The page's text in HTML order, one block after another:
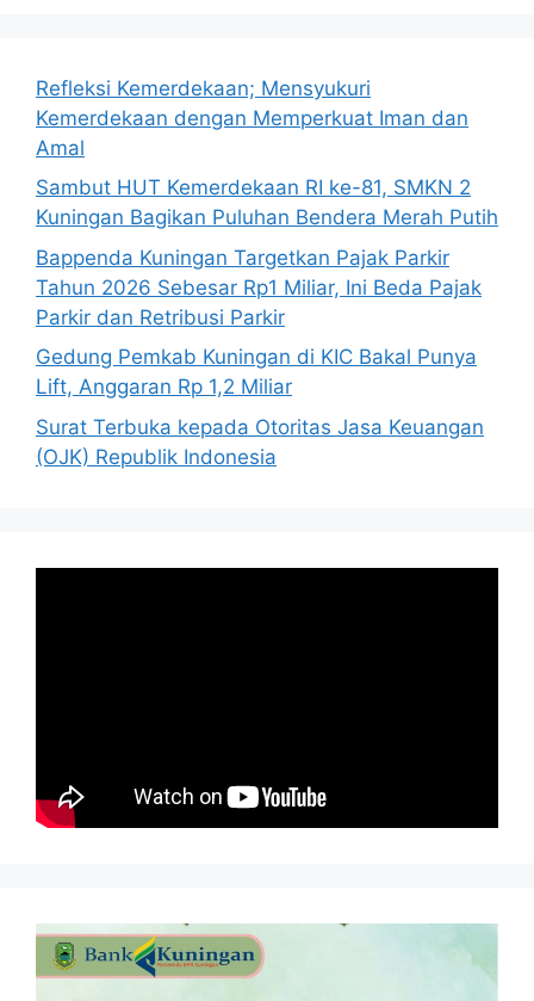
Refleksi Kemerdekaan; Mensyukuri
Kemerdekaan dengan Memperkuat Iman dan
Amal
Sambut HUT Kemerdekaan RI ke-81, SMKN 2
Kuningan Bagikan Puluhan Bendera Merah Putih
Bappenda Kuningan Targetkan Pajak Parkir
Tahun 2026 Sebesar Rp1 Miliar, Ini Beda Pajak
Parkir dan Retribusi Parkir
Gedung Pemkab Kuningan di KIC Bakal Punya
Lift, Anggaran Rp 1,2 Miliar
Surat Terbuka kepada Otoritas Jasa Keuangan
(OJK) Republik Indonesia